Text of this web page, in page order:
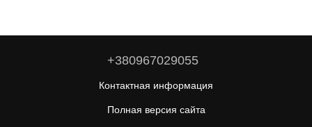
+380967029055
Контактная информация
Полная версия сайта